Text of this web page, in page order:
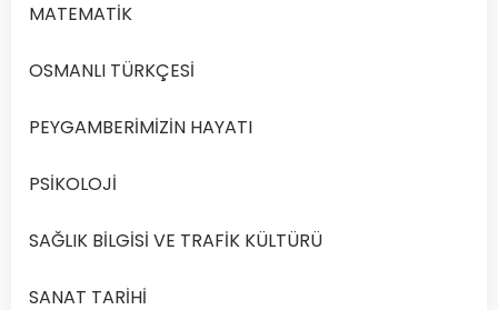
MATEMATİK
OSMANLI TÜRKÇESİ
PEYGAMBERİMİZİN HAYATI
PSİKOLOJİ
SAĞLIK BİLGİSİ VE TRAFİK KÜLTÜRÜ
SANAT TARİHİ